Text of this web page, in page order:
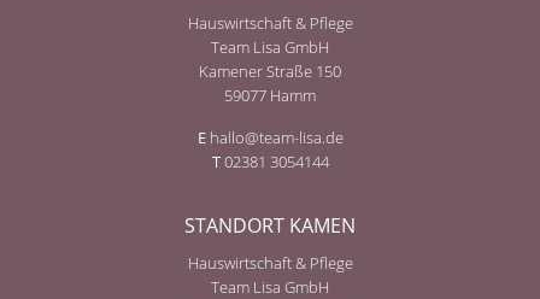
Hauswirtschaft & Pflege
Team Lisa GmbH
Kamener Straße 150
59077 Hamm
E hallo@team-lisa.de
T02381 3054144
STANDORT KAMEN
Hauswirtschaft & Pflege
Team Lisa GmbH